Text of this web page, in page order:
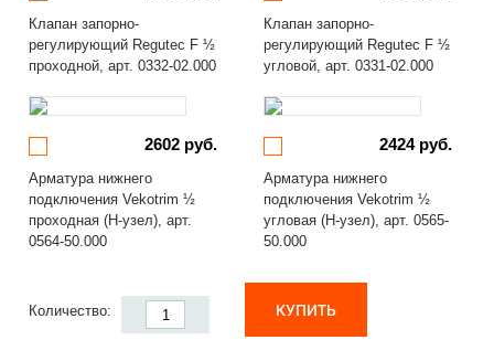
Клапан запорно-
регулирующий Regutec F ½
проходной, арт. 0332-02.000
Клапан запорно-
регулирующий Regutec F ½
угловой, арт. 0331-02.000
2602 руб.
Арматура нижнего
подключения Vekotrim ½
проходная (Н-узел), арт.
0564-50.000
2424 руб.
Арматура нижнего
подключения Vekotrim ½
угловая (Н-узел), арт. 0565-
50.000
Количество: КУПИТЬ